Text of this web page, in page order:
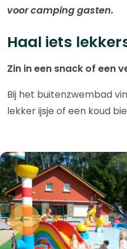
voor camping gasten.
Haal iets
Zin in een snack of een
Bij het buitenzwembad
lekker ijsje of een koud